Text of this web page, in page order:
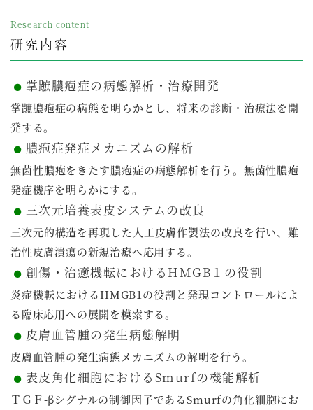
Research content
研究内容
掌蹠膿疱症の病態解析・治療開発
掌蹠膿疱症の病態を明らかとし、将来の診断・治療法を開
発する。
膿疱症発症メカニズムの解析
無菌性膿疱をきたす膿疱症の病態解析を行う。無菌性膿疱
発症機序を明らかにする。
三次元培養表皮システムの改良
三次元的構造を再現した人工皮膚作製法の改良を行い、難
治性皮膚潰瘍の新規治療へ応用する。
創傷・治癒機転におけるHMGB１の役割
炎症機転におけるHMGB1の役割と発現コントロールによ
る臨床応用への展開を模索する。
皮膚血管腫の発生病態解明
皮膚血管腫の発生病態メカニズムの解明を行う。
表皮角化細胞におけるSmurfの機能解析
ＴＧＦ-βシグナルの制御因子であるSmurfの角化細胞にお